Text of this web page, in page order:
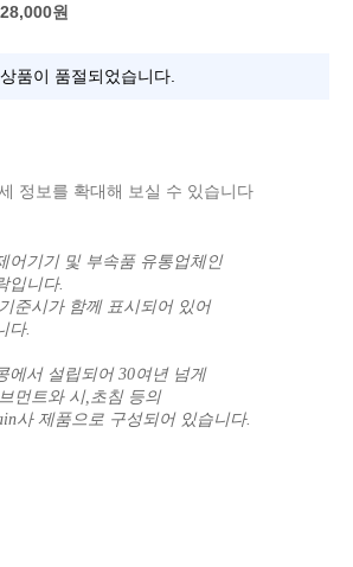
원
상품이 품절되었습니다.
정보를 확대해 보실 수 있습니다
어기기 및 부속품 유통업체인
입니다.
준시가 함께 표시되어 있어
다.
에서 설립되어 30여년 넘게
먼트와 시,초침 등의
사 제품으로 구성되어 있습니다.